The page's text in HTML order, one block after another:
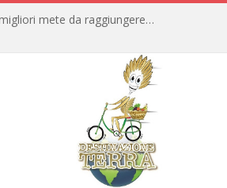
Dove fare campeggio libero in Italia: le migliori mete da raggiungere in traghetto